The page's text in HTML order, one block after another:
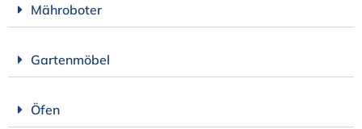
Mähroboter
Gartenmöbel
Öfen